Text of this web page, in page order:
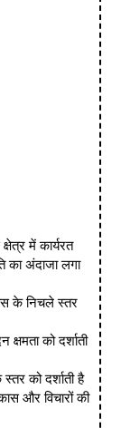
में कार्यरत
का अंदाजा लगा
के निचले स्तर
क्षमता को दर्शाती
को दर्शाती है
और विचारों की